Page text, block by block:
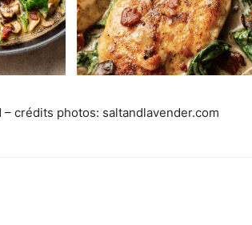
– crédits photos: saltandlavender.com